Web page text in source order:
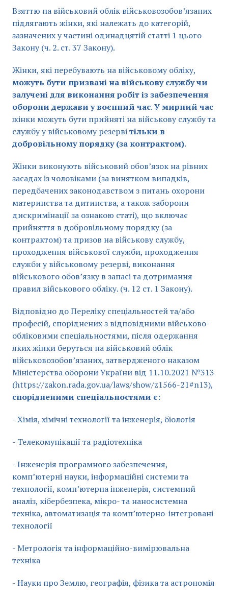
Взяттю на військовий облік військовозобов’язаних
підлягають жінки, які належать до категорій,
зазначених у частині одинадцятій статті 1 цього
Закону (ч. 2. ст. 37 Закону).
Жінки, які перебувають на військовому обліку,
можуть бути призвані на військову службу чи
залучені для виконання робіт із забезпечення
оборони державиу воєнний час.У мирний час
жінки можуть бути прийняті на військову службу та
службу у військовому резервітільки в
добровільному порядку (за контрактом).
Жінки виконують військовий обов’язок на рівних
засадах із чоловіками (за винятком випадків,
передбачених законодавством з питань охорони
материнства та дитинства, а також заборони
дискримінації за ознакою статі), що включає
прийняття в добровільному порядку (за
контрактом) та призов на військову службу,
проходження військової служби, проходження
служби у військовому резерві, виконання
військового обов’язку в запасі та дотримання
правил військового обліку. (ч. 12 ст. 1 Закону).
Відповідно до Переліку спеціальностей та/або
професій, споріднених з відповідними військово-
обліковими спеціальностями, після одержання
яких жінки беруться на військовий облік
військовозобов’язаних, затвердженого наказом
Міністерства оборони України від 11.10.2021 №313
(https://zakon.rada.gov.ua/laws/show/z1566-21#n13),
спорідненими спеціальностями є:
- Хімія, хімічні технології та інженерія, біологія
- Телекомунікації та радіотехніка
- Інженерія програмного забезпечення,
комп’ютерні науки, інформаційні системи та
технології, комп’ютерна інженерія, системний
аналіз, кібербезпека, мікро- та наносистемна
техніка, автоматизація та комп’ютерно-інтегровані
технології
- Метрологія та інформаційно-вимірювальна
техніка
- Науки про Землю, географія, фізика та астрономія